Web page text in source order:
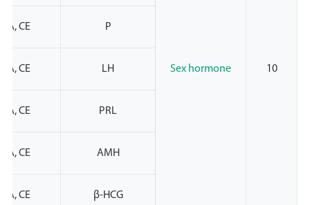
10
Sex hormone
P
CE
LH
CE
PRL
CE
AMH
CE
β-HCG
CE